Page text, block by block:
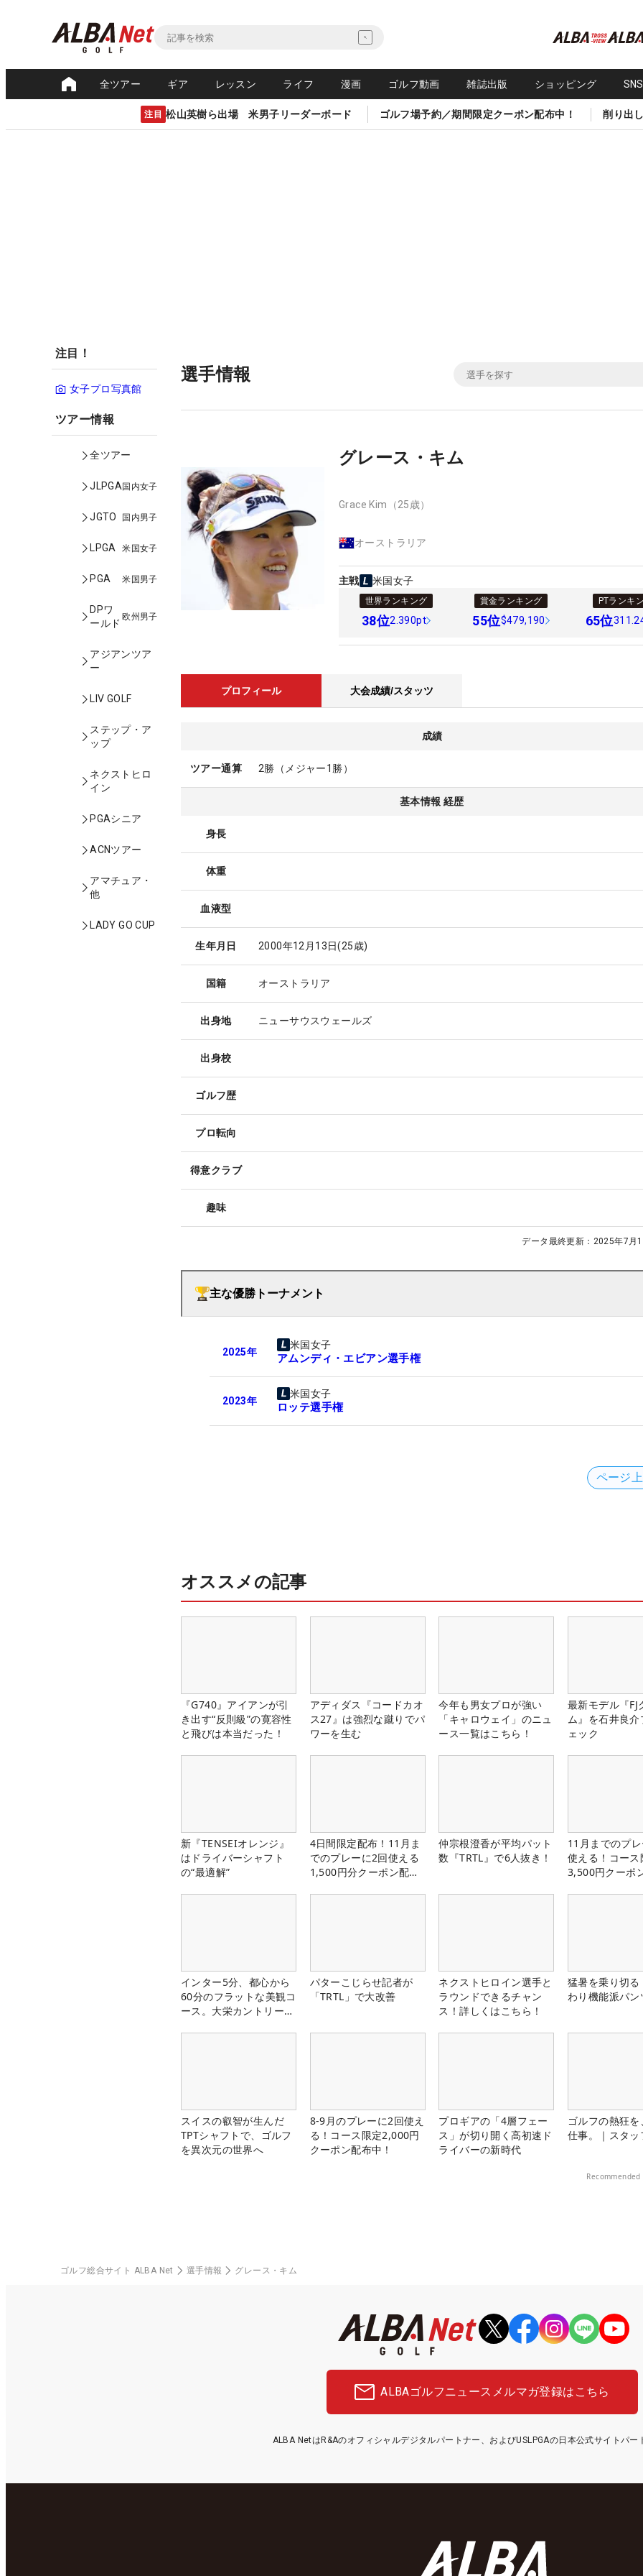
全ツアー ギア レッスン ライフ 漫画 ゴルフ動画 雑誌出版 ショッピング
注目 松山英樹ら出場 米男子リーダーボード ゴルフ場予約／期間限定クーポン配布中！ 削り出
注目！
女子プロ写真館
ツアー情報
全ツアー
JLPGA国内女子
JGTO 国内男子
LPGA 米国女子
PGA 米国男子
DPワ
ールド
欧州男子
アジアンツア
ー
LIV GOLF
ステップ・ア
ップ
ネクストヒロ
イン
PGAシニア
ACNツアー
アマチュア・
他
LADY GO CUP
選手情報
グレース・キム
Grace Kim （25歳）
オーストラリア
主戦 米国女子
世界ランキング
38位2.390pt
賞金ランキング
55位$479,190
PTランキ
65位
プロフィール 大会成績/スタッツ
成績
ツアー通算 2勝（メジャー1勝）
基本情報 経歴
身長
体重
血液型
生年月日 2000年12月13日(25歳)
国籍 オーストラリア
出身地 ニューサウスウェールズ
出身校
ゴルフ歴
プロ転向
得意クラブ
趣味
データ最終更新： 2025年7月
主な優勝トーナメント
2025年
米国女子
アムンディ・エビアン選手権
2023年
米国女子
ロッテ選手権
ページ
オススメの記事
『G740』アイアンが引
き出す“反則級”の寛容性
と飛びは本当だった！
アディダス『コードカオ
ス27』は強烈な蹴りでパ
ワーを生む
今年も男女プロが強い
「キャロウェイ」のニュ
ース一覧はこちら！
最新モデル『FJ
ム』を石井良
ェック
新『TENSEIオレンジ』
はドライバーシャフト
の“最適解”
4日間限定配布！11月ま
でのプレーに2回使える
1,500円分クーポン配布
仲宗根澄香が平均パット
数『TRTL』で6人抜き！
11月までのプ
使える！コース
3,500円クーポ
インター5分、都心から
60分のフラットな美観コ
ース。大栄カントリー俱
パターこじらせ記者が
「TRTL」で大改善
ネクストヒロイン選手と
ラウンドできるチャン
ス！詳しくはこちら！
猛暑を乗り切
わり機能派パ
スイスの叡智が生んだ
TPTシャフトで、ゴルフ
を異次元の世界へ
8-9月のプレーに2回使え
る！コース限定2,000円
クーポン配布中！
プロギアの「4層フェー
ス」が切り開く高初速ド
ライバーの新時代
ゴルフの熱狂
仕事。｜スタ
Recommended
ゴルフ総合サイト ALBA Net 選手情報 グレース・キム
ALBAゴルフニュース メルマガ登録はこちら
ALBA NetはR&Aのオフィシャルデジタルパートナー、およびUSLPGAの日本公式サイトパー